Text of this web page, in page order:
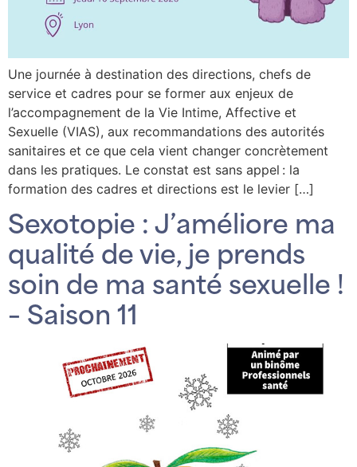
Une journée à destination des directions, chefs de
service et cadres pour se former aux enjeux de
l’accompagnement de la Vie Intime, Affective et
Sexuelle (VIAS), aux recommandations des autorités
sanitaires et ce que cela vient changer concrètement
dans les pratiques. Le constat est sans appel : la
formation des cadres et directions est le levier […]
Sexotopie : J’améliore ma
qualité de vie, je prends
soin de ma santé sexuelle !
– Saison 11